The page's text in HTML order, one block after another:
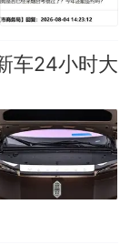
车24小时大